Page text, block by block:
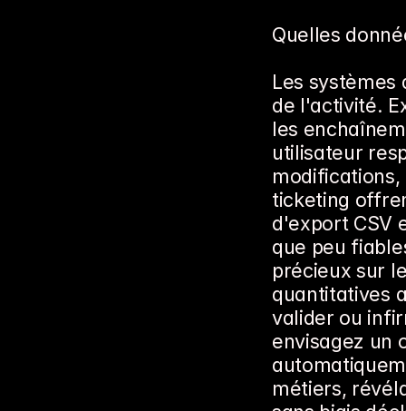
Quelles
Les
de l'activité.
les
utilisateur
modifications,
ticketing
d'export CSV
que peu
précieux sur
quantitatives
valider ou
envisagez un
métiers,